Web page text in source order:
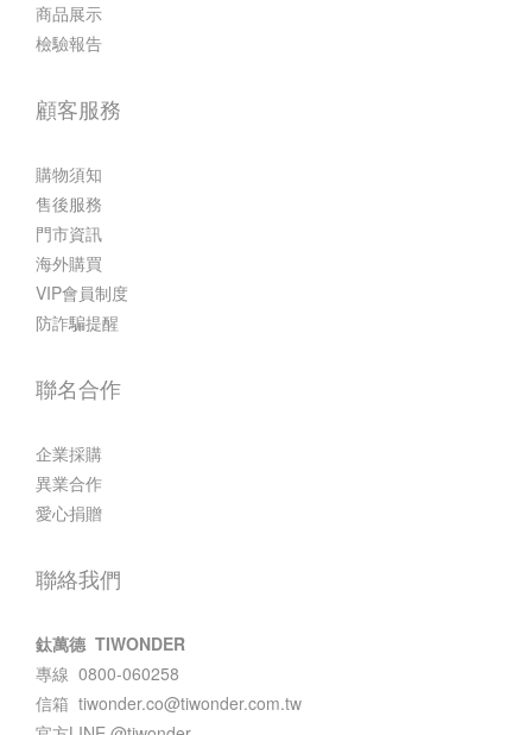
商品展示
檢驗報告
顧客服務
購物須知
售後服務
門市資訊
海外購買
VIP會員制度
防詐騙提醒
聯名合作
企業採購
異業合作
愛心捐贈
聯絡我們
鈦萬德 TIWONDER
專線 0800-060258
信箱 tiwonder.co@tiwonder.com.tw